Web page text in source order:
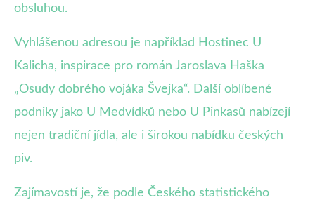
obsluhou.
Vyhlášenou adresou je například Hostinec U
Kalicha, inspirace pro román Jaroslava Haška
„Osudy dobrého vojáka Švejka“. Další oblíbené
podniky jako U Medvídků nebo U Pinkasů nabízejí
nejen tradiční jídla, ale i širokou nabídku českých
piv.
Zajímavostí je, že podle Českého statistického